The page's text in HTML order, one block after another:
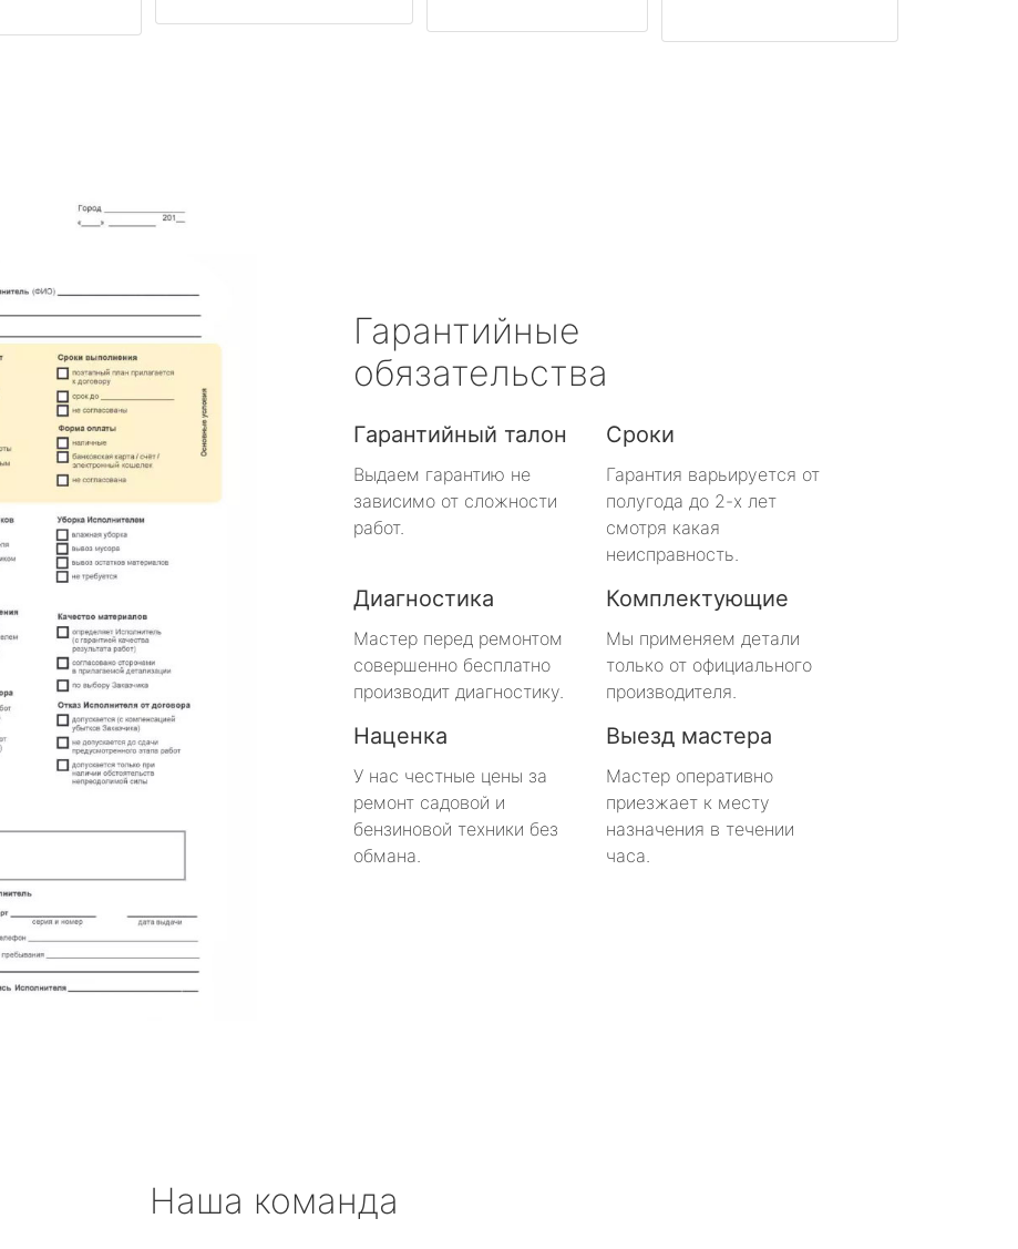
Гарантийные
обязательства
Гарантийный талон
Выдаем гарантию не
зависимо от сложности
работ.
Сроки
Гарантия варьируется от
полугода до 2-х лет
смотря какая
неисправность.
Диагностика
Мастер перед ремонтом
совершенно бесплатно
производит диагностику.
Комплектующие
Мы применяем детали
только от официального
производителя.
Наценка
У нас честные цены за
ремонт садовой и
бензиновой техники без
обмана.
Выезд мастера
Мастер оперативно
приезжает к месту
назначения в течении
часа.
Наша команда